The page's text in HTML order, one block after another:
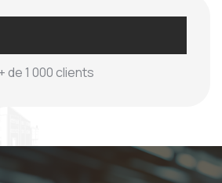
+ de 1 000 clients